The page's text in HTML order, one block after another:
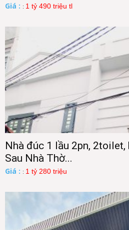
Giá : : 1 tỷ 490 triệu tl
Nhà đúc 1 lầu 2pn,
Sau Nhà Thờ...
Giá : : 1 tỷ 280 triệu